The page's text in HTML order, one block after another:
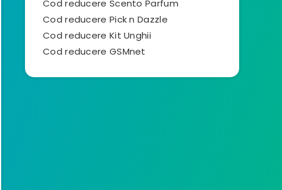
Cod reducere Scento Parfum
Cod reducere Pick n Dazzle
Cod reducere Kit Unghii
Cod reducere GSMnet